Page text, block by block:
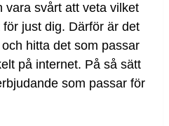
vara svårt att veta vilket
just dig. Därför är det
hitta det som passar
på internet. På så sätt
som passar för